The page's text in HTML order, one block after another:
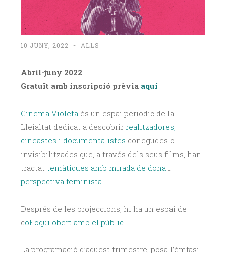
10 JUNY, 2022 ~ ALLS
Abril-juny 2022
Gratuït amb inscripció prèvia aquí
Cinema Violeta és un espai periòdic de la
Lleialtat dedicat a descobrir realitzadores,
cineastes i documentalistes conegudes o
invisibilitzades que, a través dels seus films, han
tractat temàtiques amb mirada de dona i
perspectiva feminista.
Després de les projeccions, hi ha un espai de
col·loqui obert amb el públic.
La programació d’aquest trimestre, posa l’èmfasi